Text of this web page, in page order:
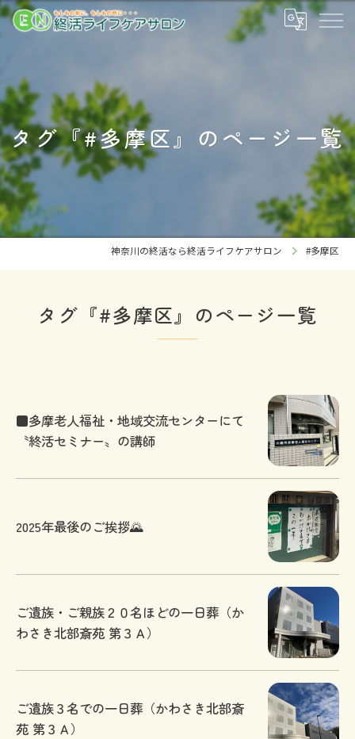
タグ『#多摩区』のページ一覧
神奈川の終活なら終活ライフケアサロン #多摩区
タグ『#多摩区』のページ一覧
■多摩老人福祉・地域交流センターにて
〝終活セミナー〟の講師
2025年最後のご挨拶🌄
ご遺族・ご親族２０名ほどの一日葬（か
わさき北部斎苑 第３Ａ）
ご遺族３名での一日葬（かわさき北部斎
苑 第３Ａ）